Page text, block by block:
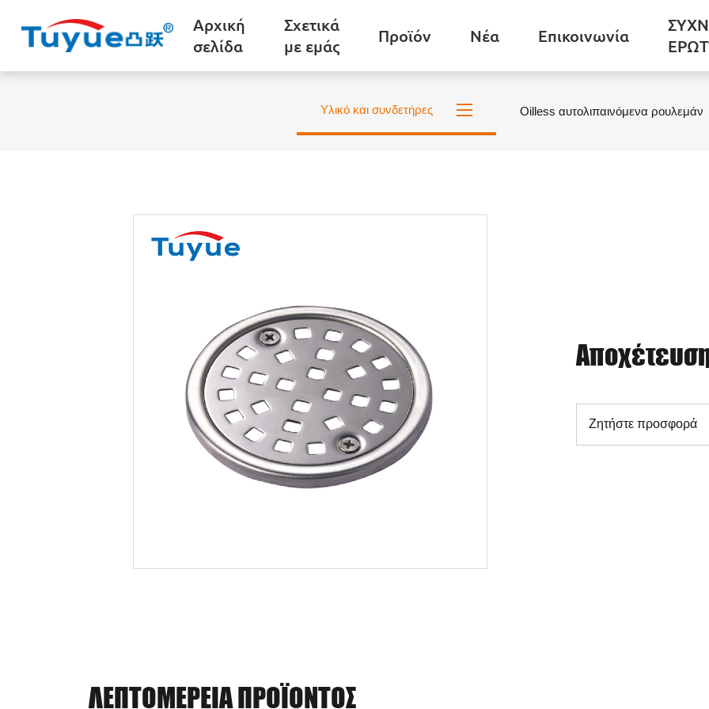
Αρχική
σελίδα
Σχετικά
με εμάς
Προϊόν Νέα Επικοινωνία
Υλικό και συνδετήρες Oilless αυτολιπαινόμενα ρουλεμάν
Ζητήστε προσφορά
ΛΕΠΤΟΜΈΡΕΙΑ ΠΡΟΪΌΝΤΟΣ